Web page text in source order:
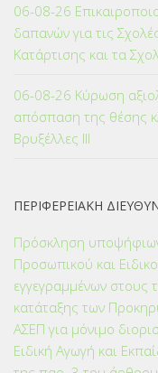
06-08-26
δαπανών για τις
Κατάρτισης και τα
06-08-26 Κύρωση
απόσπαση της θέσης
Βρυξέλλες ΙΙΙ
ΠΕΡΙΦΕΡΕΙΑΚΗ
Πρόσκληση υποψήφιων
Προσωπικού και
εγγεγραμμένων στους
κατάταξης των
ΑΣΕΠ για μόνιμο
Ειδική Αγωγή και